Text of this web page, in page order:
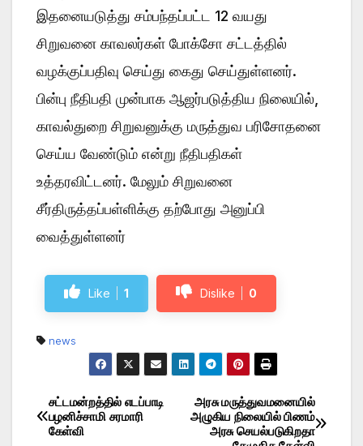
இதனையடுத்து சம்பந்தப்பட்ட 12 வயது
சிறுவனை காவலர்கள் போக்சோ சட்டத்தில்
வழக்குப்பதிவு செய்து கைது செய்துள்ளனர்.
பின்பு நீதிபதி முன்பாக ஆஜர்படுத்திய நிலையில்,
காவல்துறை சிறுவனுக்கு மருத்துவ பரிசோதனை
செய்ய வேண்டும் என்று நீதிபதிகள்
உத்தரவிட்டனர். மேலும் சிறுவனை
சீர்திருத்தப்பள்ளிக்கு தற்போது அனுப்பி
வைத்துள்ளனர்
Like 1 Dislike 0
news
Post
அரசு மருத்துவமனையில்
அழுகிய நிலையில் பிணம்
அரசு செயல்படுகிறதா
சட்டமன்றத்தில் எடப்பாடி
பழனிச்சாமி சரமாரி
கேள்வி